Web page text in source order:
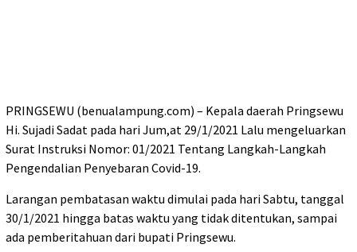
PRINGSEWU (benualampung.com) – Kepala daerah Pringsewu
Hi. Sujadi Sadat pada hari Jum,at 29/1/2021 Lalu mengeluarkan
Surat Instruksi Nomor: 01/2021 Tentang Langkah-Langkah
Pengendalian Penyebaran Covid-19.
Larangan pembatasan waktu dimulai pada hari Sabtu, tanggal
30/1/2021 hingga batas waktu yang tidak ditentukan, sampai
ada pemberitahuan dari bupati Pringsewu.